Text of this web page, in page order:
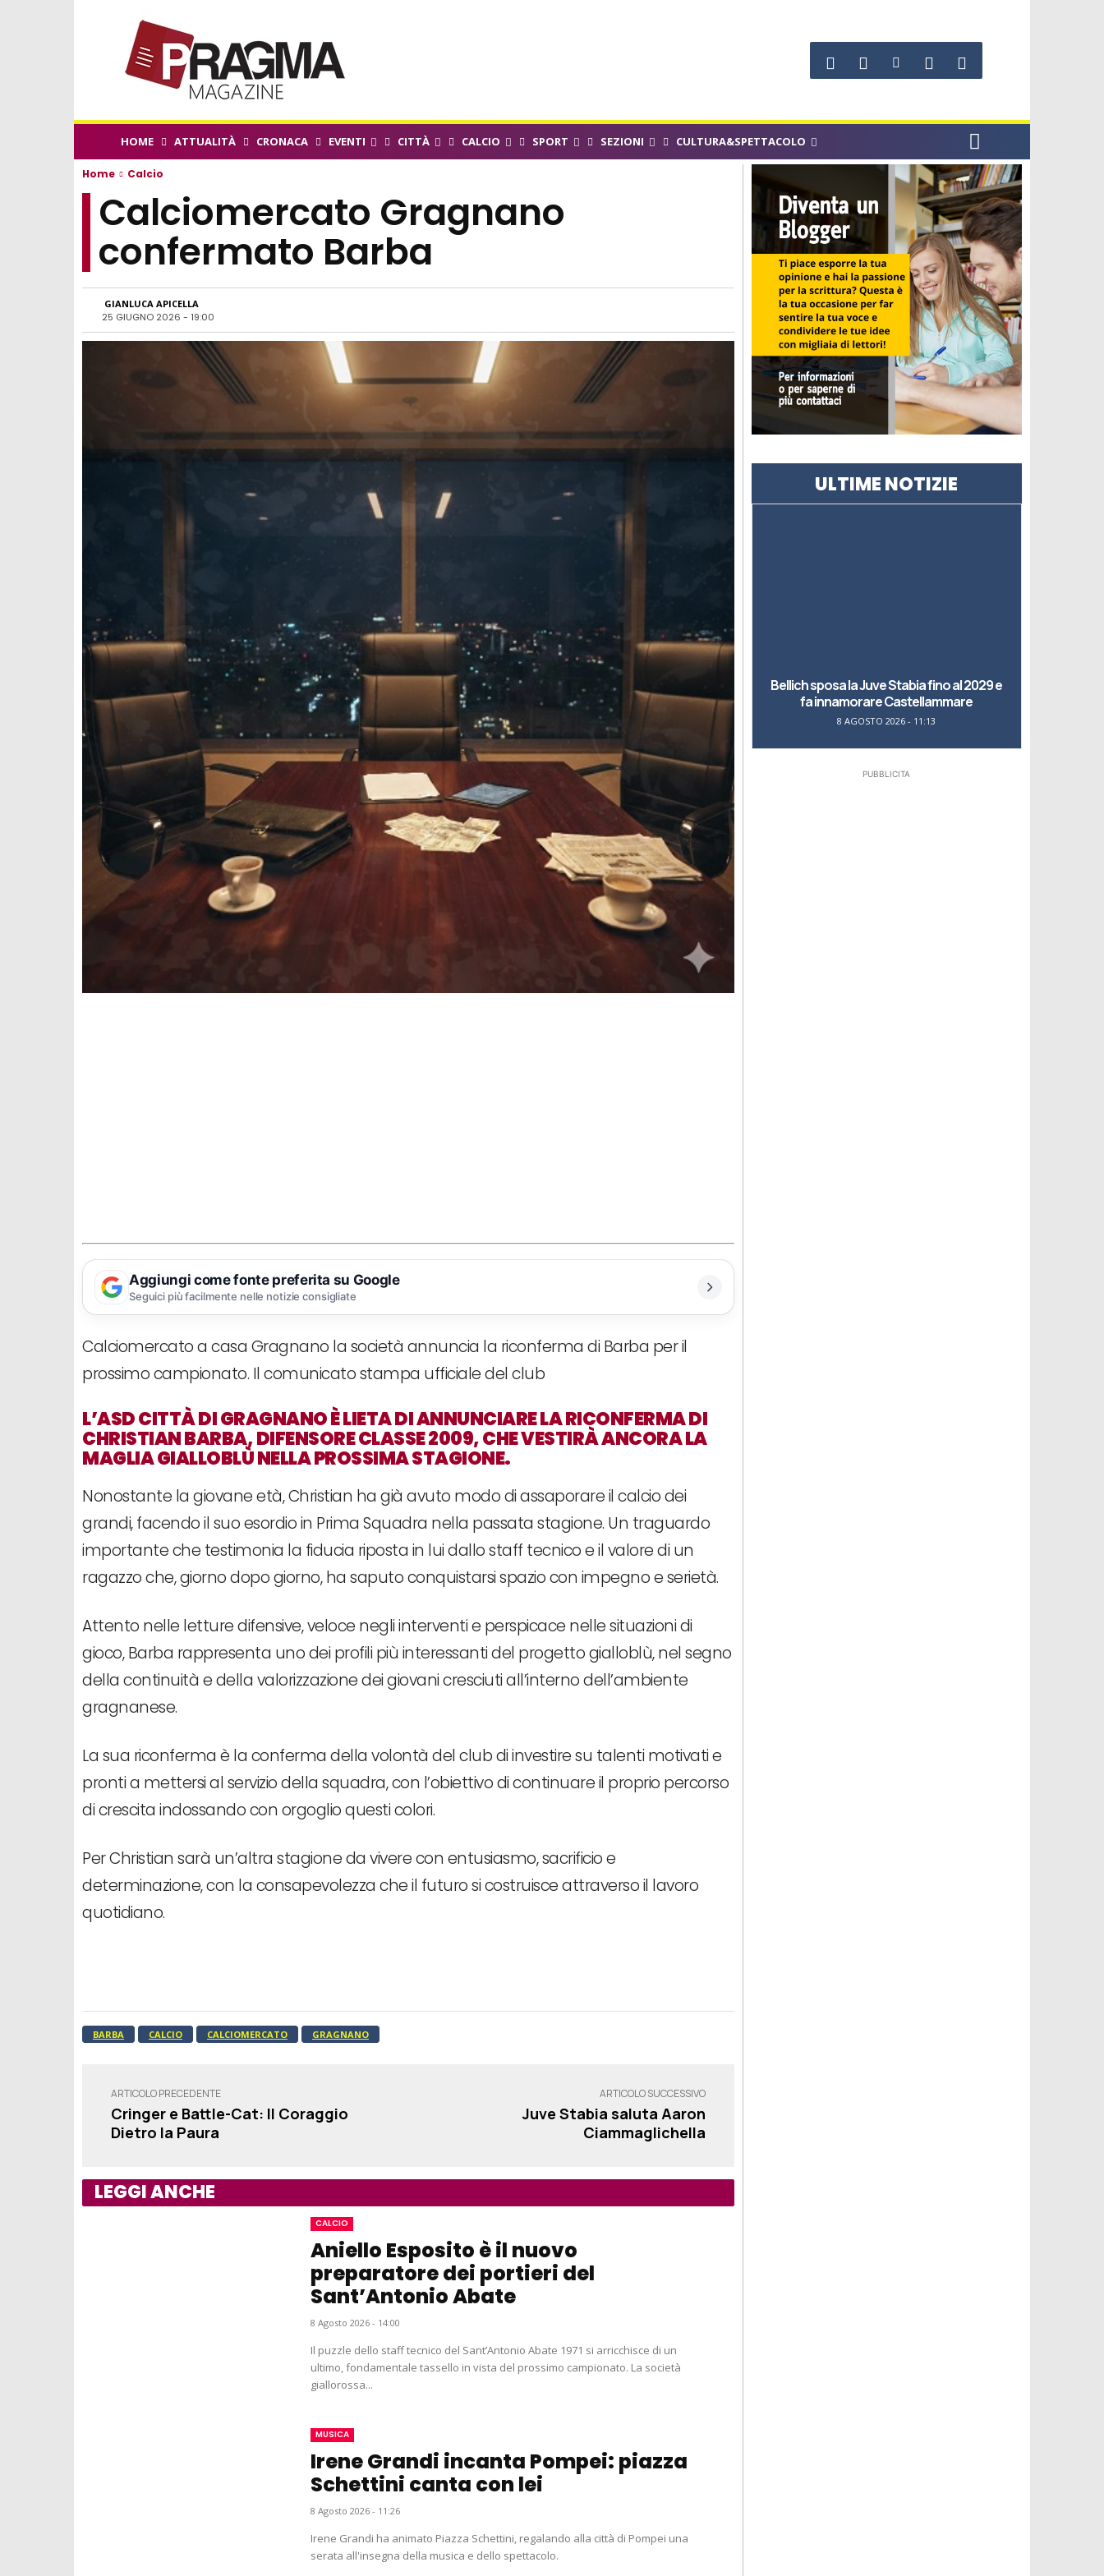
HOME ATTUALITÀ CRONACA EVENTI CITTÀ CALCIO SPORT SEZIONI CULTURA&SPETTACOLO
Home Calcio
Calciomercato Gragnano
confermato Barba
GIANLUCA APICELLA
25 GIUGNO 2026 - 19:00
Aggiungi come fonte preferita su Google
Seguici più facilmente nelle notizie consigliate
Calciomercato a casa Gragnano la società annuncia la riconferma di Barba per il
prossimo campionato. Il comunicato stampa ufficiale del club
L’ASD CITTÀ DI GRAGNANO È LIETA DI ANNUNCIARE LA RICONFERMA DI
CHRISTIAN BARBA, DIFENSORE CLASSE 2009, CHE VESTIRÀ ANCORA LA
MAGLIA GIALLOBLÙ NELLA PROSSIMA STAGIONE.
Nonostante la giovane età, Christian ha già avuto modo di assaporare il calcio dei
grandi, facendo il suo esordio in Prima Squadra nella passata stagione. Un traguardo
importante che testimonia la fiducia riposta in lui dallo staff tecnico e il valore di un
ragazzo che, giorno dopo giorno, ha saputo conquistarsi spazio con impegno e serietà.
Attento nelle letture difensive, veloce negli interventi e perspicace nelle situazioni di
gioco, Barba rappresenta uno dei profili più interessanti del progetto gialloblù, nel segno
della continuità e della valorizzazione dei giovani cresciuti all’interno dell’ambiente
gragnanese.
La sua riconferma è la conferma della volontà del club di investire su talenti motivati e
pronti a mettersi al servizio della squadra, con l’obiettivo di continuare il proprio percorso
di crescita indossando con orgoglio questi colori.
Per Christian sarà un’altra stagione da vivere con entusiasmo, sacrificio e
determinazione, con la consapevolezza che il futuro si costruisce attraverso il lavoro
quotidiano.
BARBA CALCIO CALCIOMERCATO GRAGNANO
ARTICOLO PRECEDENTE
Cringer e Battle-Cat: Il Coraggio
Dietro la Paura
ARTICOLO SUCCESSIVO
Juve Stabia saluta Aaron
Ciammaglichella
LEGGI ANCHE
CALCIO
Aniello Esposito è il nuovo
preparatore dei portieri del
Sant’Antonio Abate
8 Agosto 2026 - 14:00
Il puzzle dello staff tecnico del Sant’Antonio Abate 1971 si arricchisce di un
ultimo, fondamentale tassello in vista del prossimo campionato. La società
giallorossa...
MUSICA
Irene Grandi incanta Pompei: piazza
Schettini canta con lei
8 Agosto 2026 - 11:26
Irene Grandi ha animato Piazza Schettini, regalando alla città di Pompei una
serata all'insegna della musica e dello spettacolo.
ULTIME NOTIZIE
Bellich sposa la Juve Stabia fino al 2029 e
fa innamorare Castellammare
8 AGOSTO 2026 - 11:13
PUBBLICITA